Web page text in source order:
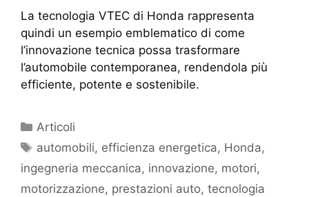
La tecnologia VTEC di Honda rappresenta
quindi un esempio emblematico di come
l’innovazione tecnica possa trasformare
l’automobile contemporanea, rendendola più
efficiente, potente e sostenibile.
Articoli
automobili, efficienza energetica, Honda,
ingegneria meccanica, innovazione, motori,
motorizzazione, prestazioni auto, tecnologia